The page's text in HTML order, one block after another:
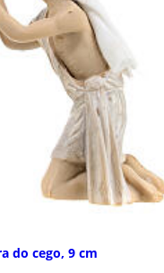
do cego, 9 cm